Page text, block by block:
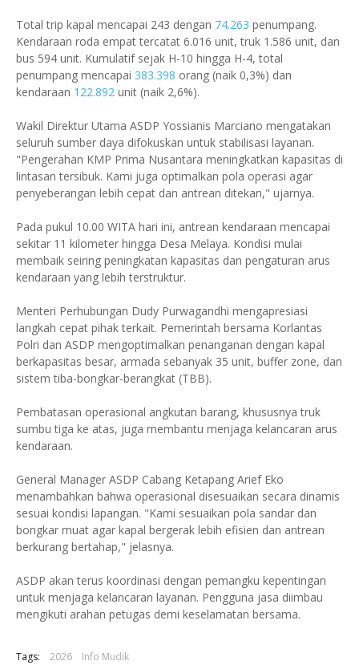
Total trip kapal mencapai 243 dengan 74.263 penumpang.
Kendaraan roda empat tercatat 6.016 unit, truk 1.586 unit, dan
bus 594 unit. Kumulatif sejak H-10 hingga H-4, total
penumpang mencapai 383.398 orang (naik 0,3%) dan
kendaraan 122.892 unit (naik 2,6%).
Wakil Direktur Utama ASDP Yossianis Marciano mengatakan
seluruh sumber daya difokuskan untuk stabilisasi layanan.
"Pengerahan KMP Prima Nusantara meningkatkan kapasitas di
lintasan tersibuk. Kami juga optimalkan pola operasi agar
penyeberangan lebih cepat dan antrean ditekan," ujarnya.
Pada pukul 10.00 WITA hari ini, antrean kendaraan mencapai
sekitar 11 kilometer hingga Desa Melaya. Kondisi mulai
membaik seiring peningkatan kapasitas dan pengaturan arus
kendaraan yang lebih terstruktur.
Menteri Perhubungan Dudy Purwagandhi mengapresiasi
langkah cepat pihak terkait. Pemerintah bersama Korlantas
Polri dan ASDP mengoptimalkan penanganan dengan kapal
berkapasitas besar, armada sebanyak 35 unit, buffer zone, dan
sistem tiba-bongkar-berangkat (TBB).
Pembatasan operasional angkutan barang, khususnya truk
sumbu tiga ke atas, juga membantu menjaga kelancaran arus
kendaraan.
General Manager ASDP Cabang Ketapang Arief Eko
menambahkan bahwa operasional disesuaikan secara dinamis
sesuai kondisi lapangan. "Kami sesuaikan pola sandar dan
bongkar muat agar kapal bergerak lebih efisien dan antrean
berkurang bertahap," jelasnya.
ASDP akan terus koordinasi dengan pemangku kepentingan
untuk menjaga kelancaran layanan. Pengguna jasa diimbau
mengikuti arahan petugas demi keselamatan bersama.
Tags: 2026 Info Mudik